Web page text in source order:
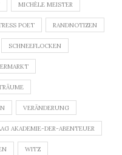
MICHÈLE MEISTER
POET RANDNOTIZEN
SCHNEEFLOCKEN
VERÄNDERUNG
AKADEMIE-DER-ABENTEUER
WITZ